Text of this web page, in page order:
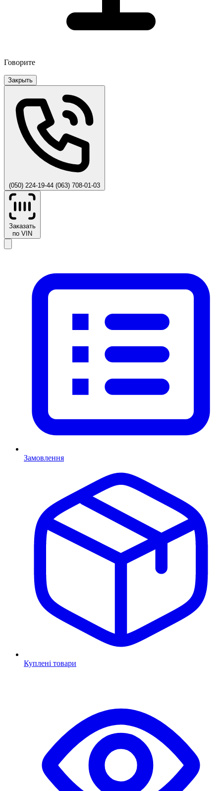
Говорите
Закрыть
(050) 224-19-44 (063) 708-01-03
Заказать
по VIN
Замовлення
Куплені товари